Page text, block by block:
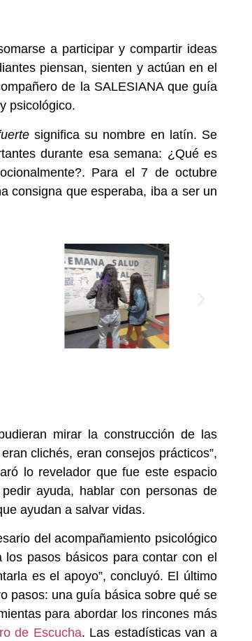
a participar y compartir ideas
piensan, sienten y actúan en el
de la SALESIANA que guía
psicológico.
significa su nombre en latín. Se
durante esa semana: ¿Qué es
Para el 7 de octubre
consigna que esperaba, iba a ser un
mirar la construcción de las
clichés, eran consejos prácticos”,
lo revelador que fue este espacio
ayuda, hablar con personas de
ayudan a salvar vidas.
del acompañamiento psicológico
pasos básicos para contar con el
es el apoyo”, concluyó. El último
pasos: una guía básica sobre qué se
para abordar los rincones más
de Escucha. Las estadísticas van a